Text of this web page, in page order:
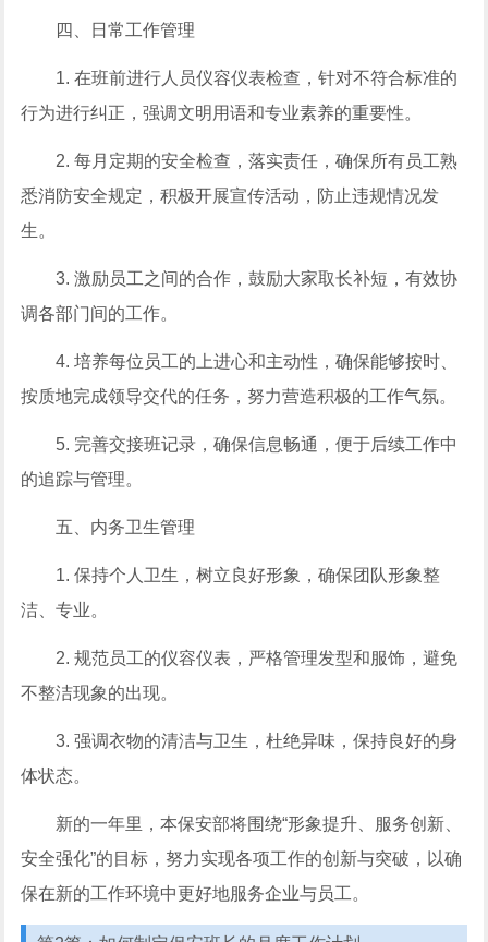
四、日常工作管理
1. 在班前进行人员仪容仪表检查，针对不符合标准的
行为进行纠正，强调文明用语和专业素养的重要性。
2. 每月定期的安全检查，落实责任，确保所有员工熟
悉消防安全规定，积极开展宣传活动，防止违规情况发
生。
3. 激励员工之间的合作，鼓励大家取长补短，有效协
调各部门间的工作。
4. 培养每位员工的上进心和主动性，确保能够按时、
按质地完成领导交代的任务，努力营造积极的工作气氛。
5. 完善交接班记录，确保信息畅通，便于后续工作中
的追踪与管理。
五、内务卫生管理
1. 保持个人卫生，树立良好形象，确保团队形象整
洁、专业。
2. 规范员工的仪容仪表，严格管理发型和服饰，避免
不整洁现象的出现。
3. 强调衣物的清洁与卫生，杜绝异味，保持良好的身
体状态。
新的一年里，本保安部将围绕“形象提升、服务创新、
安全强化”的目标，努力实现各项工作的创新与突破，以确
保在新的工作环境中更好地服务企业与员工。